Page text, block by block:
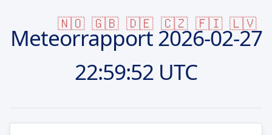
🇳🇴 🇬🇧 🇩🇪 🇨🇿 🇫🇮 🇱🇻
Meteorrapport2026-02-27
22:59:52 UTC